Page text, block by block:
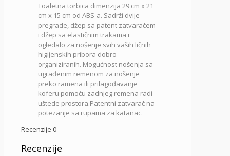
Toaletna torbica dimenzija 29 cm x 21
cm x 15 cm od ABS-a. Sadrži dvije
pregrade, džep sa patent zatvaračem
i džep sa elastičnim trakama i
ogledalo za nošenje svih vaših ličnih
higijenskih pribora dobro
organiziranih. Mogućnost nošenja sa
ugrađenim remenom za nošenje
preko ramena ili prilagođavanje
koferu pomoću zadnjeg remena radi
uštede prostora.Patentni zatvarač na
potezanje sa rupama za katanac.
Recenzije 0
Recenzije